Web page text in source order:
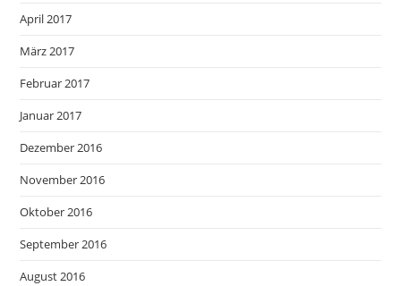
April 2017
März 2017
Februar 2017
Januar 2017
Dezember 2016
November 2016
Oktober 2016
September 2016
August 2016